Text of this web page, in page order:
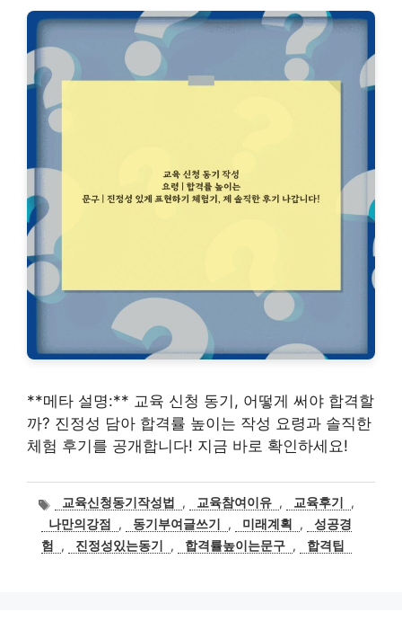
**메타 설명:** 교육 신청 동기, 어떻게 써야 합격할
까? 진정성 담아 합격률 높이는 작성 요령과 솔직한
체험 후기를 공개합니다! 지금 바로 확인하세요!
태
그
교육신청동기작성법 , 교육참여이유 , 교육후기
,
나만의강점
, 동기부여글쓰기 , 미래계획 ,
성공경
험
, 진정성있는동기 , 합격률높이는문구 , 합격팁